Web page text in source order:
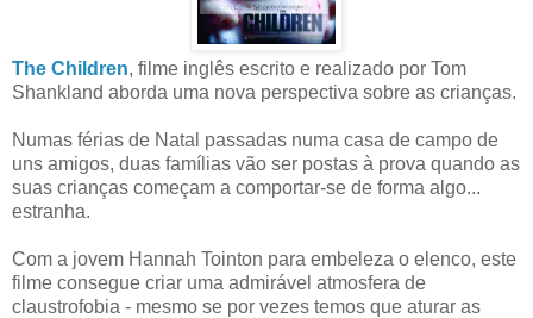
The Children, filme inglês escrito e realizado por Tom
Shankland aborda uma nova perspectiva sobre as crianças.
Numas férias de Natal passadas numa casa de campo de
uns amigos, duas famílias vão ser postas à prova quando as
suas crianças começam a comportar-se de forma algo...
estranha.
Com a jovem Hannah Tointon para embeleza o elenco, este
filme consegue criar uma admirável atmosfera de
claustrofobia - mesmo se por vezes temos que aturar as